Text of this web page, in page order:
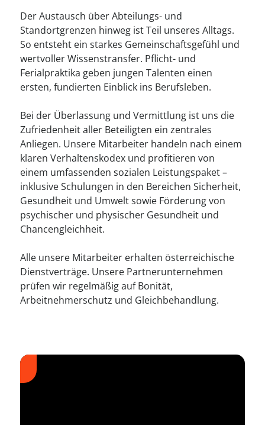
Der Austausch über Abteilungs- und
Standortgrenzen hinweg ist Teil unseres Alltags.
So entsteht ein starkes Gemeinschaftsgefühl und
wertvoller Wissenstransfer. Pflicht- und
Ferialpraktika geben jungen Talenten einen
ersten, fundierten Einblick ins Berufsleben.
Bei der Überlassung und Vermittlung ist uns die
Zufriedenheit aller Beteiligten ein zentrales
Anliegen. Unsere Mitarbeiter handeln nach einem
klaren Verhaltenskodex und profitieren von
einem umfassenden sozialen Leistungspaket –
inklusive Schulungen in den Bereichen Sicherheit,
Gesundheit und Umwelt sowie Förderung von
psychischer und physischer Gesundheit und
Chancengleichheit.
Alle unsere Mitarbeiter erhalten österreichische
Dienstverträge. Unsere Partnerunternehmen
prüfen wir regelmäßig auf Bonität,
Arbeitnehmerschutz und Gleichbehandlung.